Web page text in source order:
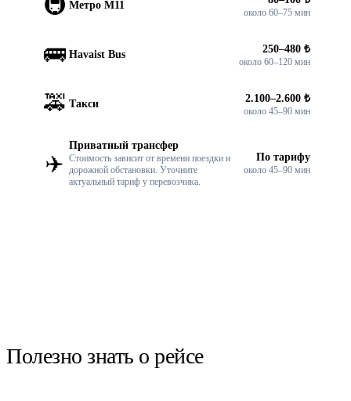
Метро M11
около 60–75 мин
🚌 Havaist Bus 250–480 ₺
около 60–120 мин
🚕 Такси 2.100–2.600 ₺
около 45–90 мин
✈️
Приватный трансфер
Стоимость зависит от времени поездки и
дорожной обстановки. Уточните
актуальный тариф у перевозчика.
По тарифу
около 45–90 мин
Полезно знать о рейсе